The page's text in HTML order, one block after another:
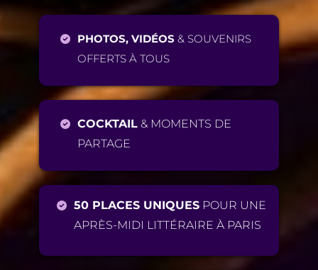
PHOTOS, VIDÉOS & SOUVENIRS
OFFERTS À TOUS
COCKTAIL & MOMENTS DE
PARTAGE
50 PLACES UNIQUES POUR UNE
APRÈS-MIDI LITTÉRAIRE À PARIS